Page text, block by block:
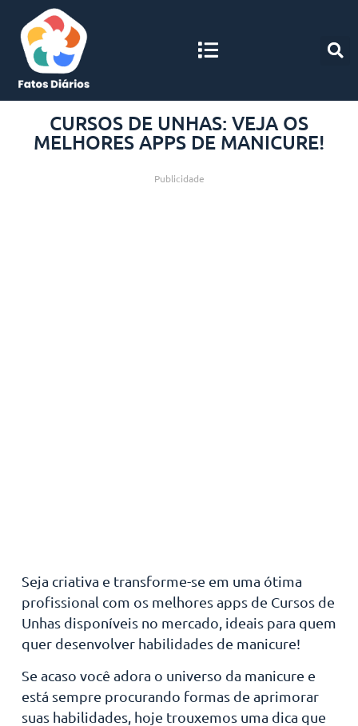
CURSOS DE UNHAS: VEJA OS
MELHORES APPS DE MANICURE!
Publicidade
Seja criativa e transforme-se em uma ótima
profissional com os melhores apps de Cursos de
Unhas disponíveis no mercado, ideais para quem
quer desenvolver habilidades de manicure!
Se acaso você adora o universo da manicure e
está sempre procurando formas de aprimorar
suas habilidades, hoje trouxemos uma dica que